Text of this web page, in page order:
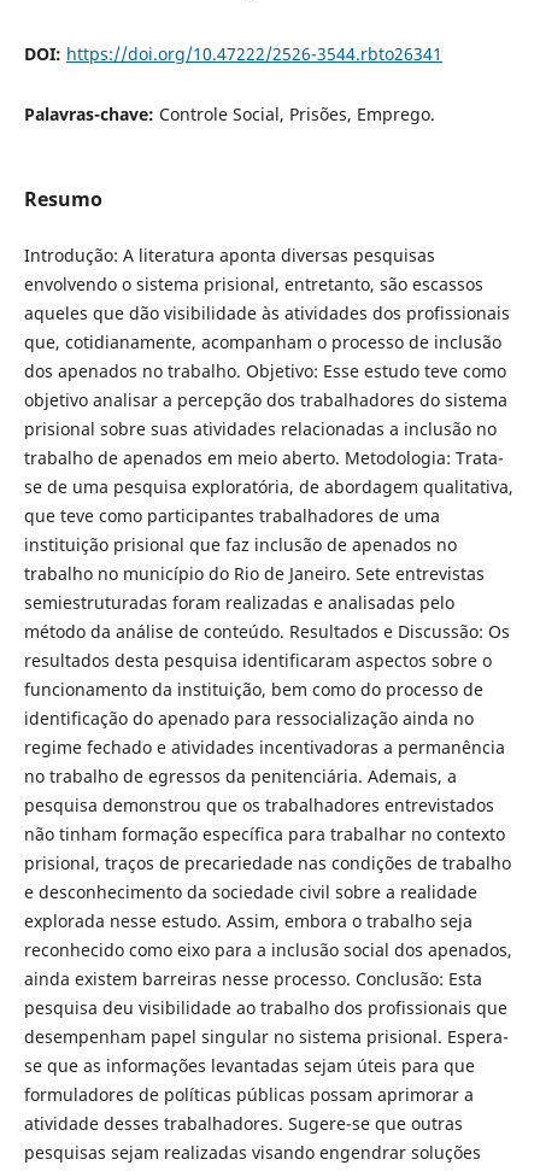
DOI: https://doi.org/10.47222/2526-3544.rbto26341
Palavras-chave: Controle Social, Prisões, Emprego.
Resumo
Introdução: A literatura aponta diversas pesquisas
envolvendo o sistema prisional, entretanto, são escassos
aqueles que dão visibilidade às atividades dos profissionais
que, cotidianamente, acompanham o processo de inclusão
dos apenados no trabalho. Objetivo: Esse estudo teve como
objetivo analisar a percepção dos trabalhadores do sistema
prisional sobre suas atividades relacionadas a inclusão no
trabalho de apenados em meio aberto. Metodologia: Trata-
se de uma pesquisa exploratória, de abordagem qualitativa,
que teve como participantes trabalhadores de uma
instituição prisional que faz inclusão de apenados no
trabalho no município do Rio de Janeiro. Sete entrevistas
semiestruturadas foram realizadas e analisadas pelo
método da análise de conteúdo. Resultados e Discussão: Os
resultados desta pesquisa identificaram aspectos sobre o
funcionamento da instituição, bem como do processo de
identificação do apenado para ressocialização ainda no
regime fechado e atividades incentivadoras a permanência
no trabalho de egressos da penitenciária. Ademais, a
pesquisa demonstrou que os trabalhadores entrevistados
não tinham formação específica para trabalhar no contexto
prisional, traços de precariedade nas condições de trabalho
e desconhecimento da sociedade civil sobre a realidade
explorada nesse estudo. Assim, embora o trabalho seja
reconhecido como eixo para a inclusão social dos apenados,
ainda existem barreiras nesse processo. Conclusão: Esta
pesquisa deu visibilidade ao trabalho dos profissionais que
desempenham papel singular no sistema prisional. Espera-
se que as informações levantadas sejam úteis para que
formuladores de políticas públicas possam aprimorar a
atividade desses trabalhadores. Sugere-se que outras
pesquisas sejam realizadas visando engendrar soluções